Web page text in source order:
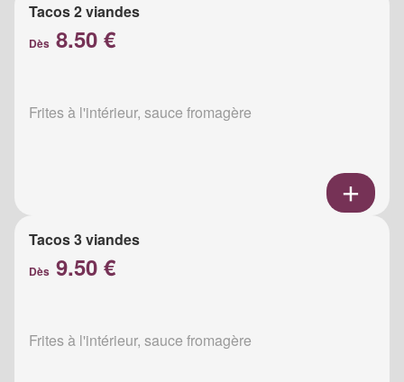
Tacos 2 viandes
Dès 8.50 €
Frites à l'intérieur, sauce fromagère
Tacos 3 viandes
Dès 9.50 €
Frites à l'intérieur, sauce fromagère